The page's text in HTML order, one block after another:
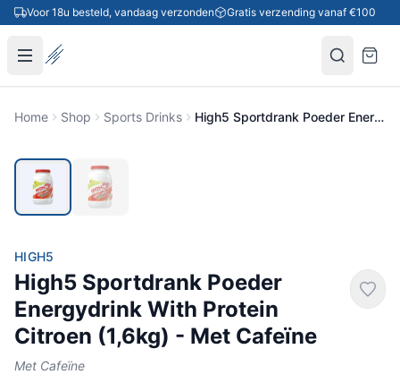
Ga naar inhoud
Voor 18u besteld, vandaag verzonden Gratis verzending vanaf €100
Home Shop Sports Drinks High5 Sportdrank Poeder Energydrink With Protein Citroen (1,6kg) - Met Cafeïne
HIGH5
High5 Sportdrank Poeder
Energydrink With Protein
Citroen (1,6kg) - Met Cafeïne
Met Cafeïne